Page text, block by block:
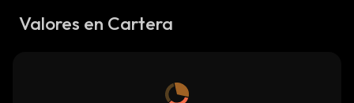
Valores en Cartera